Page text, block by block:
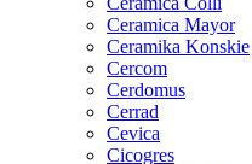
Ceramica Mayor
Ceramika Konskie
Cercom
Cerdomus
Cerrad
Cevica
Cicogres